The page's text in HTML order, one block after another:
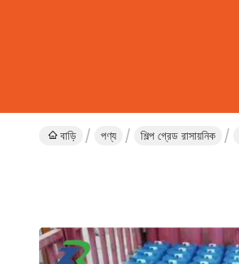
বাড়ি পণ্য শিল্প গ্রেড রাসায়নিক